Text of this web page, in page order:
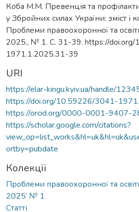
Коба М.М. Превенція та
у Збройних силах України: зміст і
Проблеми правоохоронної та
2025., № 1. С. 31-39. https://
1971.1.2025.31-39
URI
https://elar-kingu.kyiv.ua/handle/
https://doi.org/10.59226/3041-
https://orcid.org/0000-0001-9407-
https://scholar.google.com/citations?
ortby=pubdate
Колекції
Проблеми правоохоронної та
2025‘ № 1
Статті